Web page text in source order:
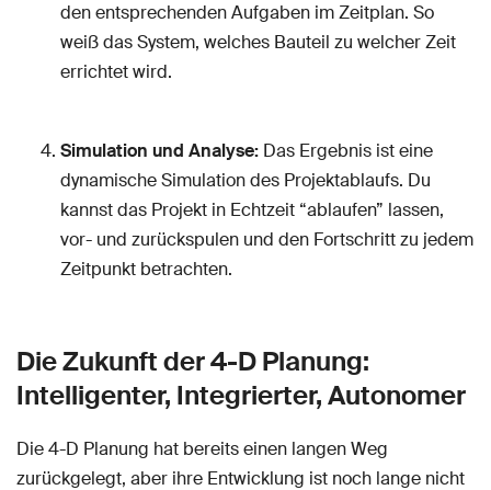
den entsprechenden Aufgaben im Zeitplan. So
weiß das System, welches Bauteil zu welcher Zeit
errichtet wird.
Simulation und Analyse: Das Ergebnis ist eine
dynamische Simulation des Projektablaufs. Du
kannst das Projekt in Echtzeit “ablaufen” lassen,
vor- und zurückspulen und den Fortschritt zu jedem
Zeitpunkt betrachten.
Die Zukunft der 4-D Planung:
Intelligenter, Integrierter, Autonomer
Die 4-D Planung hat bereits einen langen Weg
zurückgelegt, aber ihre Entwicklung ist noch lange nicht